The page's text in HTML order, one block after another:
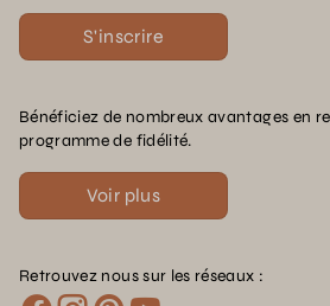
S'inscrire
Bénéficiez de nombreux avantages en
programme de fidélité.
Voir plus
Retrouvez nous sur les réseaux :